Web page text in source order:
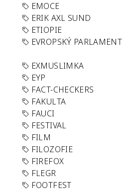
EMOCE
ERIK AXL SUND
ETIOPIE
EVROPSKÝ PARLAMENT
EXMUSLIMKA
EYP
FACT-CHECKERS
FAKULTA
FAUCI
FESTIVAL
FILM
FILOZOFIE
FIREFOX
FLEGR
FOOTFEST